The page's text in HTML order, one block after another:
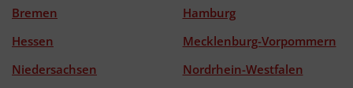
Bremen
Hamburg
Hessen
Mecklenburg-Vorpommern
Niedersachsen
Nordrhein-Westfalen